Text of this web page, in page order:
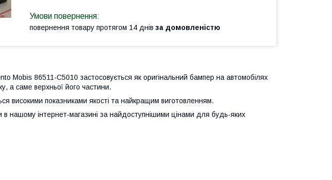
повернення товару протягом 14 днів за домовленістю
Mobis 86511-C5010 застосовується як оригінальний бампер на автомобілях
а саме верхньої його частини.
високими показниками якості та найкращим виготовленням.
нашому інтернет-магазині за найдоступнішими цінами для будь-яких